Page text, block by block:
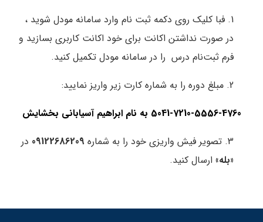
1. فبا کلیک روی دکمه ثبت نام وارد سامانه مودل شوید ،
در صورت نداشتن اکانت برای خود اکانت کاربری بسازید و
فرم ثبت‌نام درس را در سامانه مودل تکمیل کنید.
2. مبلغ دوره را به شماره کارت زیر واریز نمایید:
5041-7210-5556-4760 به نام ابراهیم آسیابانی بخشایش
3. تصویر فیش واریزی خود را به شماره
09122686209 در
«بله» ارسال کنید.